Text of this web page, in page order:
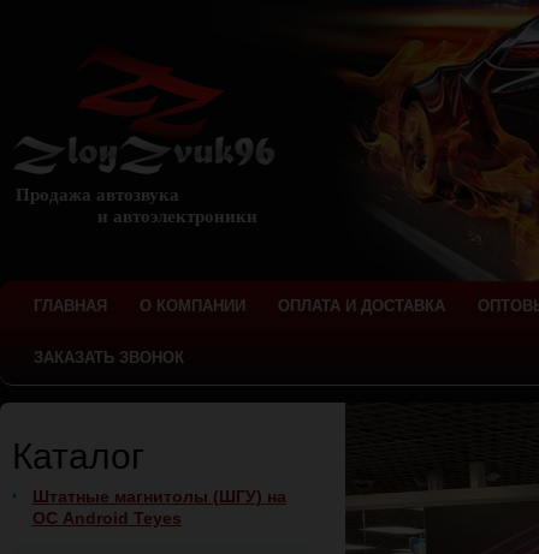
Продажа автозвука
и автоэлектроники
ГЛАВНАЯ О КОМПАНИИ ОПЛАТА И ДОСТАВКА
ЗАКАЗАТЬ ЗВОНОК
Каталог
Штатные магнитолы (ШГУ) на
ОС Android Teyes